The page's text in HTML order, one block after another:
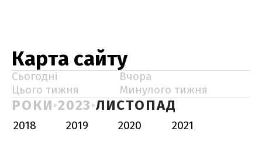
Карта сайту
Сьогодні
Вчора
Цього тижня
Минулого тижня
РОКИ 2023 ЛИСТОПАД
2018 2019 2020
2021